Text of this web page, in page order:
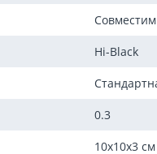
Hi-Black
0.3
10x10x3 см